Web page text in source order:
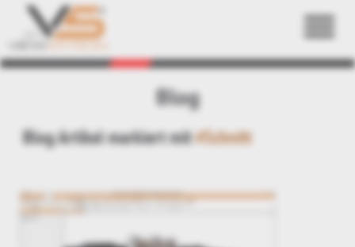
Blog
Blog Artikel markiert mit#Schnitt